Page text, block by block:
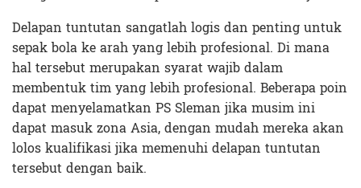
Delapan tuntutan sangatlah logis dan penting untuk
sepak bola ke arah yang lebih profesional. Di mana
hal tersebut merupakan syarat wajib dalam
membentuk tim yang lebih profesional. Beberapa poin
dapat menyelamatkan PS Sleman jika musim ini
dapat masuk zona Asia, dengan mudah mereka akan
lolos kualifikasi jika memenuhi delapan tuntutan
tersebut dengan baik.